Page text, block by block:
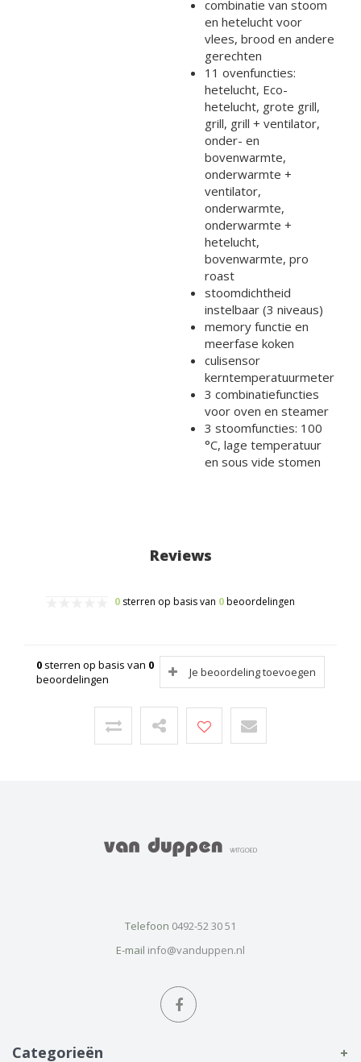
combinatie van stoom
en hetelucht voor
vlees, brood en andere
gerechten
11 ovenfuncties:
hetelucht, Eco-
hetelucht, grote grill,
grill, grill + ventilator,
onder- en
bovenwarmte,
onderwarmte +
ventilator,
onderwarmte,
onderwarmte +
hetelucht,
bovenwarmte, pro
roast
stoomdichtheid
instelbaar (3 niveaus)
memory functie en
meerfase koken
culisensor
kerntemperatuurmeter
3 combinatiefuncties
voor oven en steamer
3 stoomfuncties: 100
°C, lage temperatuur
en sous vide stomen
Reviews
0 sterren op basis van 0beoordelingen
0 sterren op basis van 0
beoordelingen
Je beoordeling toevoegen
Telefoon 0492-52 30 51
E-mail info@vanduppen.nl
Categorieën